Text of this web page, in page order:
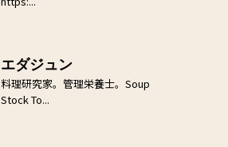
エダジュン
料理研究家。管理栄養士。Soup
Stock To...